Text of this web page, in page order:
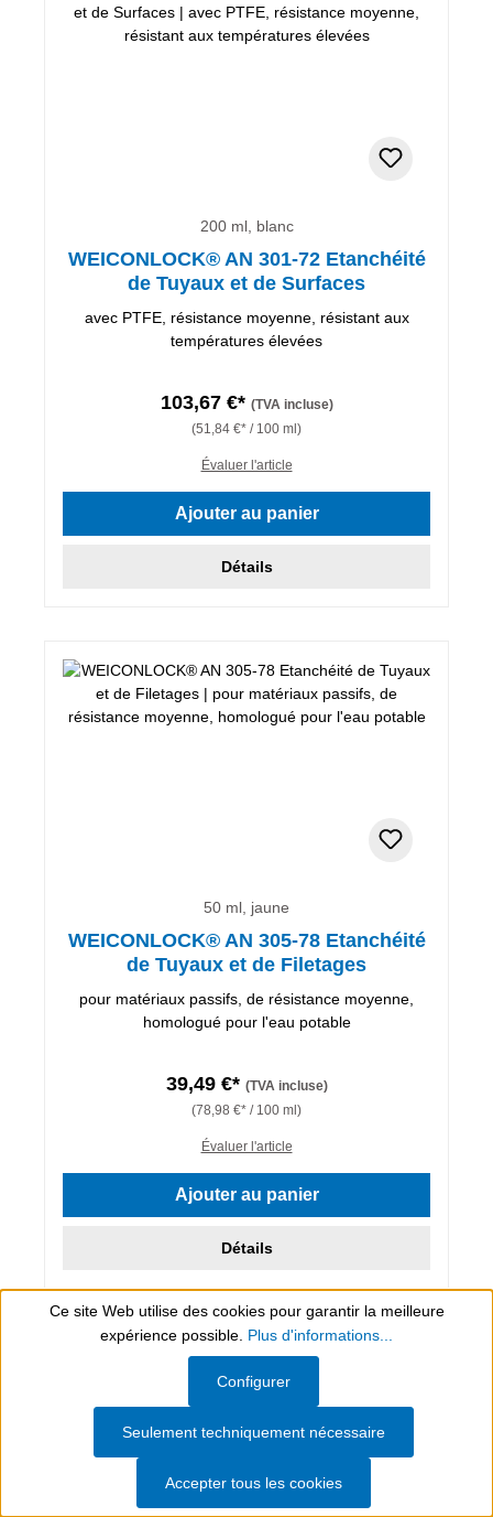
200 ml, blanc
WEICONLOCK® AN 301-72 Etanchéité
de Tuyaux et de Surfaces
avec PTFE, résistance moyenne, résistant aux
températures élevées
103,67 €* (TVA incluse)
(51,84 €* / 100 ml)
Évaluer l'article
Ajouter au panier
Détails
50 ml, jaune
WEICONLOCK® AN 305-78 Etanchéité
de Tuyaux et de Filetages
pour matériaux passifs, de résistance moyenne,
homologué pour l'eau potable
39,49 €* (TVA incluse)
(78,98 €* / 100 ml)
Évaluer l'article
Ajouter au panier
Détails
Ce site Web utilise des cookies pour garantir la meilleure
expérience possible. Plus d'informations...
Seulement techniquement nécessaire
Configurer
Accepter tous les cookies